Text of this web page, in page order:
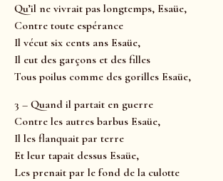
Qu’il ne vivrait pas longtemps, Esaüe,
Contre toute espérance
Il vécut six cents ans Esaüe,
Il eut des garçons et des filles
Tous poilus comme des gorilles Esaüe,
3 – Quand il partait en guerre
Contre les autres barbus Esaüe,
Il les flanquait par terre
Et leur tapait dessus Esaüe,
Les prenait par le fond de la culotte